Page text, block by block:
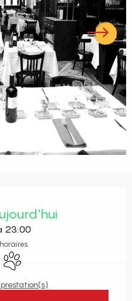
23:00
handicapés
Animaux acceptés